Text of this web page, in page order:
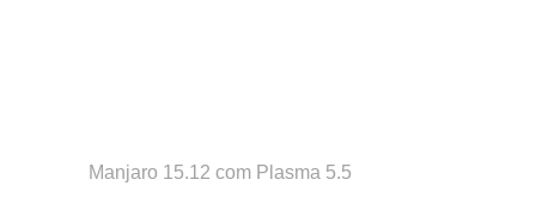
Manjaro 15.12 com Plasma 5.5